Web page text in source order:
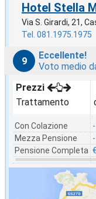
Hotel Stella
Via S. Girardi, 21,
Tel. 081.1975.1975
9
Eccellente!
Voto medio
Prezzi
Trattamento
Con Colazione
Mezza Pensione
Pensione Completa
-
-